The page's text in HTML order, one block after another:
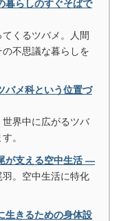
らしのすぐそばで
くるツバメ。人間
不思議な暮らしを
メ科という位置づ
界中に広がるツバ
。
が支える空中生活 ―
。空中生活に特化
きるための身体設